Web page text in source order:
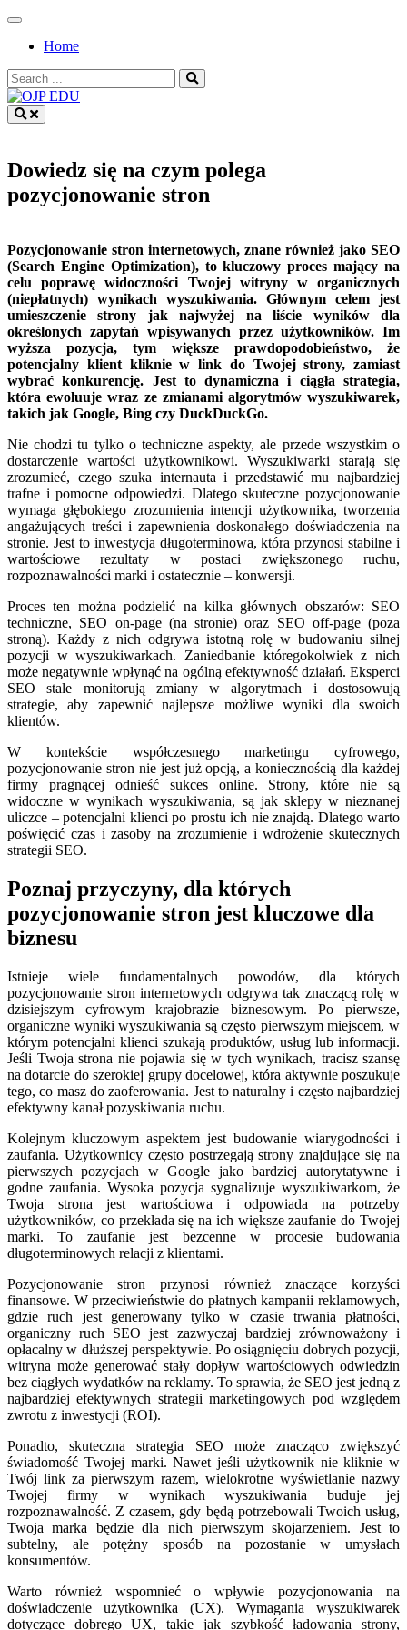
Skip
contentHome
Search
for:
Dowiedz się na czym polega
pozycjonowanie stron
Pozycjonowanie stron internetowych, znane również jako SEO
(Search Engine Optimization), to kluczowy proces mający na
celu poprawę widoczności Twojej witryny w organicznych
(niepłatnych) wynikach wyszukiwania. Głównym celem jest
umieszczenie strony jak najwyżej na liście wyników dla
określonych zapytań wpisywanych przez użytkowników. Im
wyższa pozycja, tym większe prawdopodobieństwo, że
potencjalny klient kliknie w link do Twojej strony, zamiast
wybrać konkurencję. Jest to dynamiczna i ciągła strategia,
która ewoluuje wraz ze zmianami algorytmów wyszukiwarek,
takich jak Google, Bing czy DuckDuckGo.
Nie chodzi tu tylko o techniczne aspekty, ale przede wszystkim o
dostarczenie wartości użytkownikowi. Wyszukiwarki starają się
zrozumieć, czego szuka internauta i przedstawić mu najbardziej
trafne i pomocne odpowiedzi. Dlatego skuteczne pozycjonowanie
wymaga głębokiego zrozumienia intencji użytkownika, tworzenia
angażujących treści i zapewnienia doskonałego doświadczenia na
stronie. Jest to inwestycja długoterminowa, która przynosi stabilne i
wartościowe rezultaty w postaci zwiększonego ruchu,
rozpoznawalności marki i ostatecznie – konwersji.
Proces ten można podzielić na kilka głównych obszarów: SEO
techniczne, SEO on-page (na stronie) oraz SEO off-page (poza
stroną). Każdy z nich odgrywa istotną rolę w budowaniu silnej
pozycji w wyszukiwarkach. Zaniedbanie któregokolwiek z nich
może negatywnie wpłynąć na ogólną efektywność działań. Eksperci
SEO stale monitorują zmiany w algorytmach i dostosowują
strategie, aby zapewnić najlepsze możliwe wyniki dla swoich
klientów.
W kontekście współczesnego marketingu cyfrowego,
pozycjonowanie stron nie jest już opcją, a koniecznością dla każdej
firmy pragnącej odnieść sukces online. Strony, które nie są
widoczne w wynikach wyszukiwania, są jak sklepy w nieznanej
uliczce – potencjalni klienci po prostu ich nie znajdą. Dlatego warto
poświęcić czas i zasoby na zrozumienie i wdrożenie skutecznych
strategii SEO.
Poznaj przyczyny, dla których
pozycjonowanie stron jest kluczowe dla
biznesu
Istnieje wiele fundamentalnych powodów, dla których
pozycjonowanie stron internetowych odgrywa tak znaczącą rolę w
dzisiejszym cyfrowym krajobrazie biznesowym. Po pierwsze,
organiczne wyniki wyszukiwania są często pierwszym miejscem, w
którym potencjalni klienci szukają produktów, usług lub informacji.
Jeśli Twoja strona nie pojawia się w tych wynikach, tracisz szansę
na dotarcie do szerokiej grupy docelowej, która aktywnie poszukuje
tego, co masz do zaoferowania. Jest to naturalny i często najbardziej
efektywny kanał pozyskiwania ruchu.
Kolejnym kluczowym aspektem jest budowanie wiarygodności i
zaufania. Użytkownicy często postrzegają strony znajdujące się na
pierwszych pozycjach w Google jako bardziej autorytatywne i
godne zaufania. Wysoka pozycja sygnalizuje wyszukiwarkom, że
Twoja strona jest wartościowa i odpowiada na potrzeby
użytkowników, co przekłada się na ich większe zaufanie do Twojej
marki. To zaufanie jest bezcenne w procesie budowania
długoterminowych relacji z klientami.
Pozycjonowanie stron przynosi również znaczące korzyści
finansowe. W przeciwieństwie do płatnych kampanii reklamowych,
gdzie ruch jest generowany tylko w czasie trwania płatności,
organiczny ruch SEO jest zazwyczaj bardziej zrównoważony i
opłacalny w dłuższej perspektywie. Po osiągnięciu dobrych pozycji,
witryna może generować stały dopływ wartościowych odwiedzin
bez ciągłych wydatków na reklamy. To sprawia, że SEO jest jedną z
najbardziej efektywnych strategii marketingowych pod względem
zwrotu z inwestycji (ROI).
Ponadto, skuteczna strategia SEO może znacząco zwiększyć
świadomość Twojej marki. Nawet jeśli użytkownik nie kliknie w
Twój link za pierwszym razem, wielokrotne wyświetlanie nazwy
Twojej firmy w wynikach wyszukiwania buduje jej
rozpoznawalność. Z czasem, gdy będą potrzebowali Twoich usług,
Twoja marka będzie dla nich pierwszym skojarzeniem. Jest to
subtelny, ale potężny sposób na pozostanie w umysłach
konsumentów.
Warto również wspomnieć o wpływie pozycjonowania na
doświadczenie użytkownika (UX). Wymagania wyszukiwarek
dotyczące dobrego UX, takie jak szybkość ładowania strony,